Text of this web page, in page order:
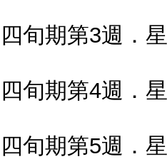
四旬期第3週．
四旬期第4週．
四旬期第5週．